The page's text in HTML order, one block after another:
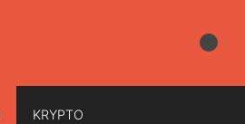
KRYPTO